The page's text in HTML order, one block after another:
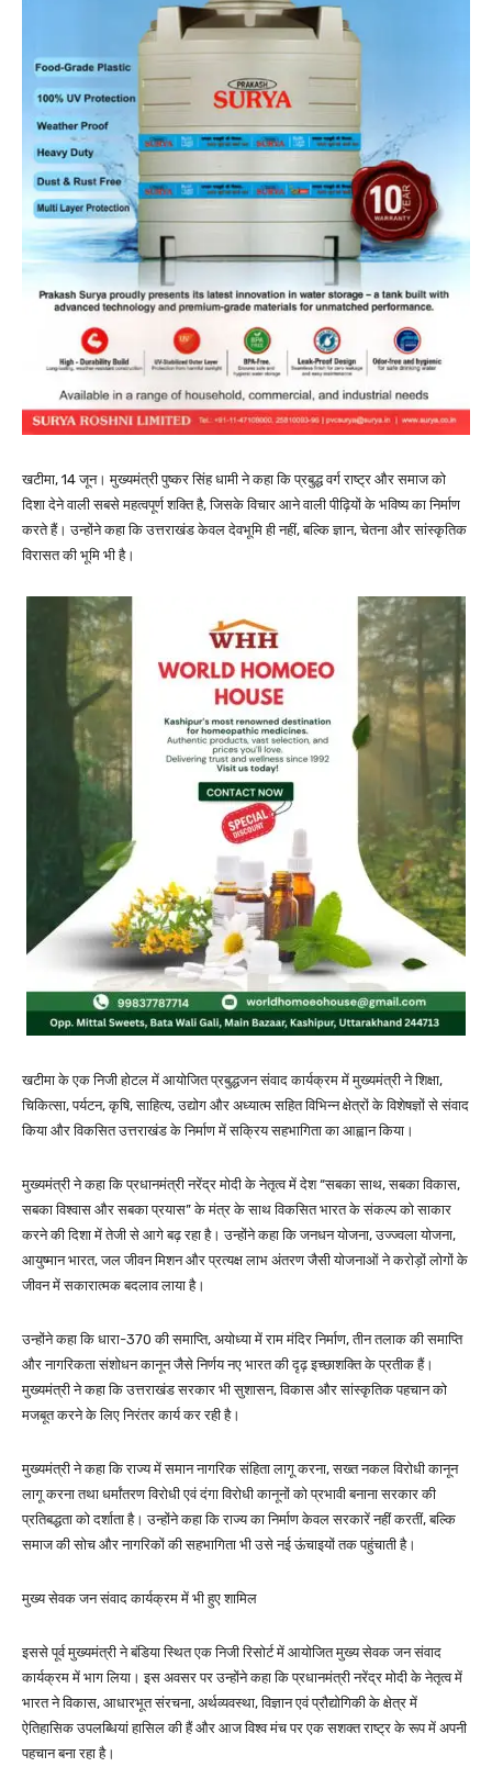
खटीमा, 14 जून। मुख्यमंत्री पुष्कर सिंह धामी ने कहा कि प्रबुद्ध वर्ग राष्ट्र और समाज को
दिशा देने वाली सबसे महत्वपूर्ण शक्ति है, जिसके विचार आने वाली पीढ़ियों के भविष्य का निर्माण
करते हैं। उन्होंने कहा कि उत्तराखंड केवल देवभूमि ही नहीं, बल्कि ज्ञान, चेतना और सांस्कृतिक
विरासत की भूमि भी है।
खटीमा के एक निजी होटल में आयोजित प्रबुद्धजन संवाद कार्यक्रम में मुख्यमंत्री ने शिक्षा,
चिकित्सा, पर्यटन, कृषि, साहित्य, उद्योग और अध्यात्म सहित विभिन्न क्षेत्रों के विशेषज्ञों से संवाद
किया और विकसित उत्तराखंड के निर्माण में सक्रिय सहभागिता का आह्वान किया।
मुख्यमंत्री ने कहा कि प्रधानमंत्री नरेंद्र मोदी के नेतृत्व में देश “सबका साथ, सबका विकास,
सबका विश्वास और सबका प्रयास” के मंत्र के साथ विकसित भारत के संकल्प को साकार
करने की दिशा में तेजी से आगे बढ़ रहा है। उन्होंने कहा कि जनधन योजना, उज्ज्वला योजना,
आयुष्मान भारत, जल जीवन मिशन और प्रत्यक्ष लाभ अंतरण जैसी योजनाओं ने करोड़ों लोगों के
जीवन में सकारात्मक बदलाव लाया है।
उन्होंने कहा कि धारा-370 की समाप्ति, अयोध्या में राम मंदिर निर्माण, तीन तलाक की समाप्ति
और नागरिकता संशोधन कानून जैसे निर्णय नए भारत की दृढ़ इच्छाशक्ति के प्रतीक हैं।
मुख्यमंत्री ने कहा कि उत्तराखंड सरकार भी सुशासन, विकास और सांस्कृतिक पहचान को
मजबूत करने के लिए निरंतर कार्य कर रही है।
मुख्यमंत्री ने कहा कि राज्य में समान नागरिक संहिता लागू करना, सख्त नकल विरोधी कानून
लागू करना तथा धर्मांतरण विरोधी एवं दंगा विरोधी कानूनों को प्रभावी बनाना सरकार की
प्रतिबद्धता को दर्शाता है। उन्होंने कहा कि राज्य का निर्माण केवल सरकारें नहीं करतीं, बल्कि
समाज की सोच और नागरिकों की सहभागिता भी उसे नई ऊंचाइयों तक पहुंचाती है।
मुख्य सेवक जन संवाद कार्यक्रम में भी हुए शामिल
इससे पूर्व मुख्यमंत्री ने बंडिया स्थित एक निजी रिसोर्ट में आयोजित मुख्य सेवक जन संवाद
कार्यक्रम में भाग लिया। इस अवसर पर उन्होंने कहा कि प्रधानमंत्री नरेंद्र मोदी के नेतृत्व में
भारत ने विकास, आधारभूत संरचना, अर्थव्यवस्था, विज्ञान एवं प्रौद्योगिकी के क्षेत्र में
ऐतिहासिक उपलब्धियां हासिल की हैं और आज विश्व मंच पर एक सशक्त राष्ट्र के रूप में अपनी
पहचान बना रहा है।